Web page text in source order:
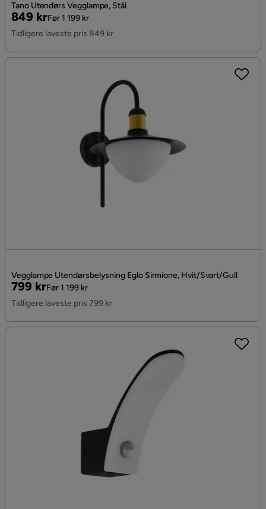
Tano Utendørs Vegglampe, Stål
Pris
849 kr
Original
Pris
Før 1 199 kr
Tidligere laveste pris 849 kr
Vegglampe Utendørsbelysning Eglo Sirmione, Hvit/Svart/Gull
Pris
799 kr
Original
Pris
Før 1 199 kr
Tidligere laveste pris 799 kr